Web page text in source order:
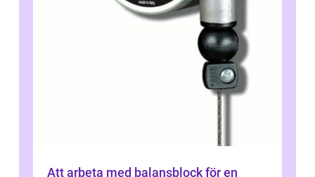
Att arbeta med balansblock för en